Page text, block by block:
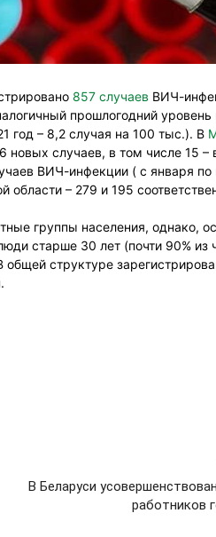
857 случаев ВИЧ-
прошлогодний уровень
год – 8,2 случая на 100 тыс.). В
новых случаев, в том числе 15 –
ВИЧ-инфекции ( с января
– 279 и 195
группы населения, однако,
старше 30 лет (почти 90% из
структуре
В Беларуси
работников